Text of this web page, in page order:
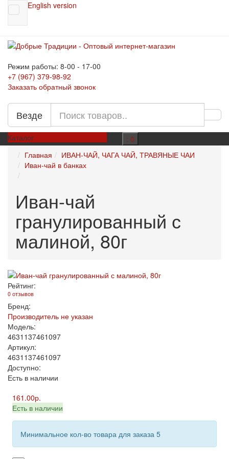
English version
Режим работы: 8-00 - 17-00
+7 (967) 379-98-92
Заказать обратный звонок
Везде
Каталог
: 0
Главная
ИВАН-ЧАЙ, ЧАГА ЧАЙ, ТРАВЯНЫЕ ЧАИ
Иван-чай в банках
Иван-чай
гранулированный с
малиной, 80г
Рейтинг:
0 отзывов
Бренд:
Производитель не указан
Модель:
4631137461097
Артикул:
4631137461097
Доступно:
Есть в наличии
161.00р.
Есть в наличии
Минимальное кол-во товара для заказа 5